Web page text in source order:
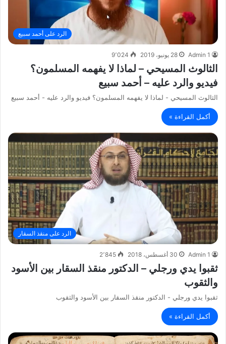
الرد على أحمد سبيع
Admin 1 28 يونيو، 2019 9٬024
الثالوث المسيحي – لماذا لا يفهمه المسلمون؟
فيديو والرد عليه – أحمد سبيع
الثالوث المسيحي - لماذا لا يفهمه المسلمون؟ فيديو والرد عليه - أحمد سبيع
أكمل القراءة »
الرد على منقذ السقار
Admin 1 30 أغسطس، 2018 2٬845
ثقبوا يدي ورجلي – الدكتور منقذ السقار بين الأسود
والثقوب
ثقبوا يدي ورجلي - الدكتور منقذ السقار بين الأسود والثقوب
أكمل القراءة »